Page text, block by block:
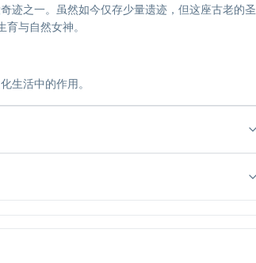
迹之一。虽然如今仅存少量遗迹，但这座古老的圣
与自然女神。
生活中的作用。